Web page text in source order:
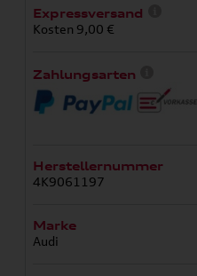
Expressversand
Kosten 9,00 €
Zahlungsarten
Herstellernummer
4K9061197
Marke
Audi